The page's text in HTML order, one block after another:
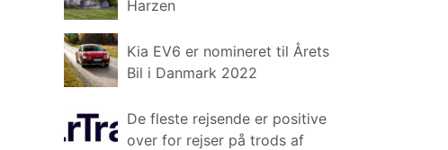
Harzen
Kia EV6 er nomineret til Årets
Bil i Danmark 2022
De fleste rejsende er positive
over for rejser på trods af